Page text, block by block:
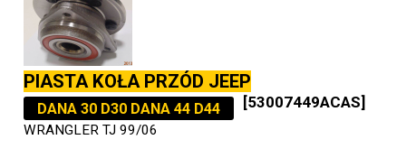
PIASTA KOŁA PRZÓD JEEP
DANA 30 D30 DANA 44 D44 [53007449ACAS]
WRANGLER TJ 99/06